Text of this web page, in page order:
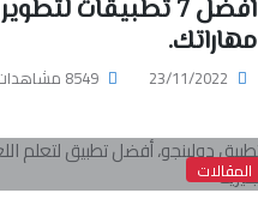
أفضل 7 تطبيقات لتطوير
مهاراتك.
23/11/2022 8549 مشاهدات
المقالات